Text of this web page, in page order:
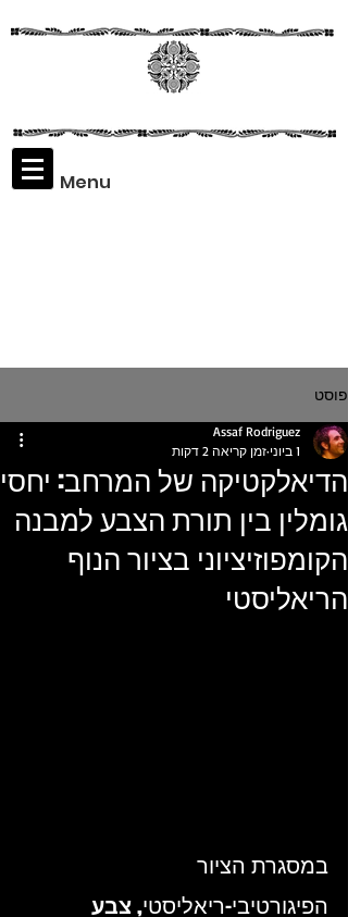
Menu
פוסט
הדיאלקטיקה של המרחב: יחסי
גומלין בין תורת הצבע למבנה
הקומפוזיציוני בציור הנוף
הריאליסטי
Assaf Rodriguez
1 ביוני
זמן קריאה 2 דקות
במסגרת הציור
הפיגורטיבי-ריאליסטי, צבע